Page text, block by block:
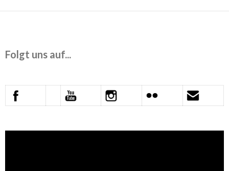
Folgt uns auf...